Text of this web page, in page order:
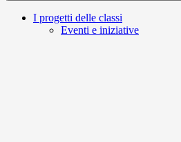
I progetti delle classi
Eventi e iniziative